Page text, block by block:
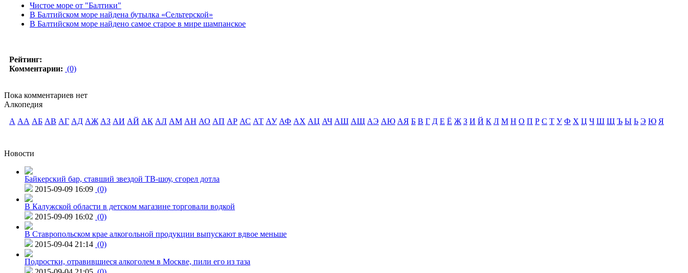
Чистое море от "Балтики"
В Балтийском море найдена бутылка «Сельтерской»
В Балтийском море найдено самое старое в мире шампанское
Рейтинг:
Комментарии: (0)
Пока комментариев нет
Алкопедия
А АА АБ АВ АГ АД АЖ АЗ АИ АЙ АК АЛ АМ АН АО АП АР АС АТ АУ АФ АХ АЦ АЧ АШ АЩ АЭ АЮ АЯ Б В Г Д Е Ё Ж З И Й К Л М Н О П Р С Т У Ф Х Ц Ч Ш Щ Ъ Ы Ь Э Ю Я
Новости
Байкерский бар, ставший звездой ТВ-шоу, сгорел дотла
2015-09-09 16:09 (0)
В Калужской области в детском магазине торговали водкой
2015-09-09 16:02 (0)
В Ставропольском крае алкогольной продукции выпускают вдвое меньше
2015-09-04 21:14 (0)
Подростки, отравившиеся алкоголем в Москве, пили его из таза